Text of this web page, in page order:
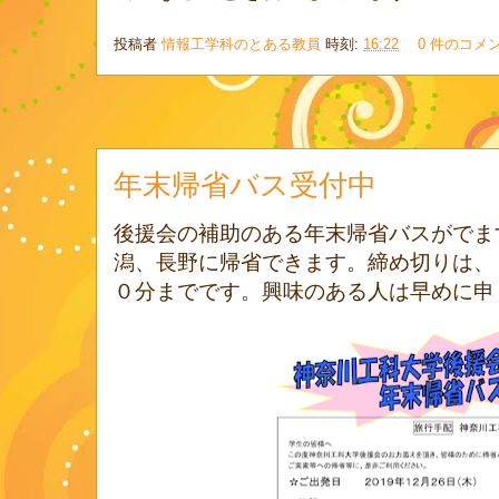
投稿者情報工学科のとある教員 時刻: 16:22 0 件のコメ
年末帰省バス受付中
後援会の補助のある年末帰省バスがで
潟、長野に帰省できます。締め切りは
０分までです。興味のある人は早めに